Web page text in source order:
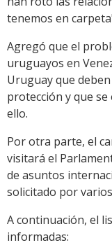
tenemos en
Agregó que el
uruguayos en
Uruguay que
protección y que
ello.
Por otra parte, el
visitará el
de asuntos
solicitado por
A continuación, el
informadas: